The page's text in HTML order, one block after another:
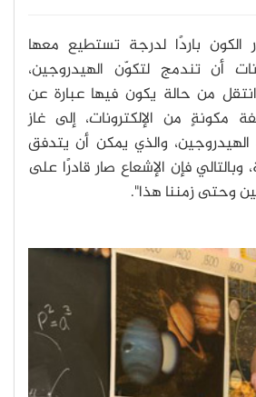
باردًا لدرجة تستطيع معها
أن تندمج لتكوّن الهيدروجين،
انتقل من حالة يكون فيها عبارة عن
مكونةٍ من الإلكترونات، إلى غاز
والذي يمكن أن يتدفق
فإن الإشعاع صار قادرًا على
وحتى زمننا هذا".